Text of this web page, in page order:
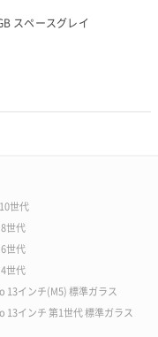
スペースグレイ
世代
世代
世代
世代
13インチ(M5) 標準ガラス
13インチ 第1世代 標準ガラス